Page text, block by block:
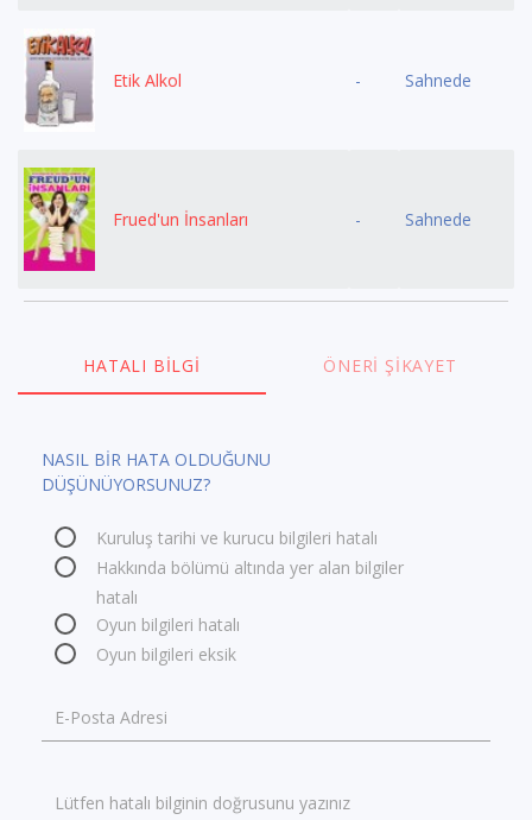
Etik Alkol - Sahnede
Frued'un İnsanları - Sahnede
HATALI BILGI ÖNERI ŞIKAYET
NASIL BİR HATA OLDUĞUNU
DÜŞÜNÜYORSUNUZ?
Kuruluş tarihi ve kurucu bilgileri hatalı
Hakkında bölümü altında yer alan bilgiler
hatalı
Oyun bilgileri hatalı
Oyun bilgileri eksik
E-Posta Adresi
Lütfen hatalı bilginin doğrusunu yazınız